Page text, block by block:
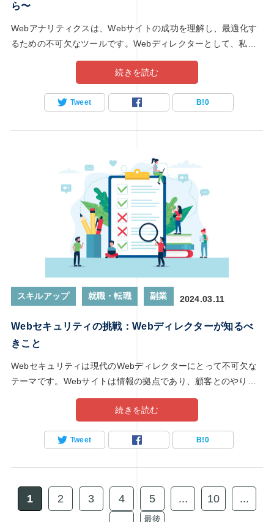
ら〜
Webアナリティクスは、Webサイトの成功を理解し、最適化す
るための不可欠なツールです。Webディレクターとして、私た
ちは常にユーザーの行動を把握し、サイトのパフォーマンスを
向上させるための戦略を練る必要があります。この記事では、
えているかに焦点を当てます。データの解釈から行動への転換
続きを読む
Tweet B!0
スキルアップ 就職・転職 副業 2024.03.11
Webセキュリティの挑戦：Webディレクターが知るべ
きこと
Webセキュリティは現代のWebディレクターにとって不可欠な
テーマです。Webサイトは情報の拠点であり、顧客とのやり取
りの中心地ですが、セキュリティの脅威に晒されています。本
記事では、Webディレクターが直面する可能性のある脅威やそ
リスクを最小限に抑え、安全かつ信頼性の高いWebサイトを構
続きを読む
Tweet B!0
1 2 3 4 5 ... 10
...
最後